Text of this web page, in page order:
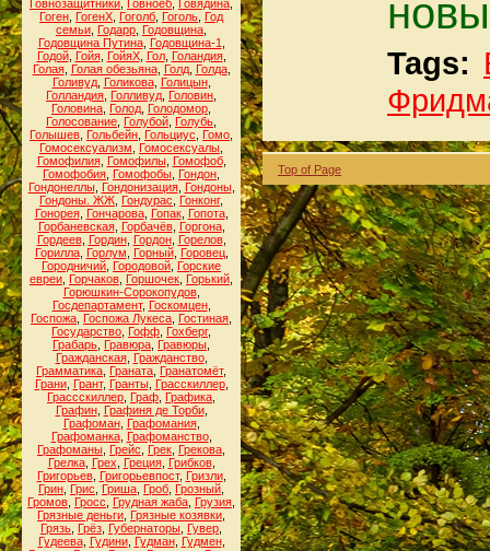
Говнозащитники Говноёб Говядина
Гоген ГогенХ Гоголб Гоголь Год
семьи Годарр Годовщина
Годовщина Путина, Годовщина-1
Годой, Гойя, ГойяХ, Гол, Голандия,
Голая, Голая обезьяна, Голд, Голда,
Голивуд, Голикова, Голицын,
Голландия Голливуд Головин
Головина Голод Голодомор
Голосование Голубой Голубь
Голышев Гольбейн Гольциус Гомо
Гомосексуализм
Гомосексуалы
Гомофилия, Гомофилы, Гомофоб,
Гомофобия Гомофобы Гондон
Гондонеллы, Гондонизация, Гондоны,
Гондоны. ЖЖ Гондурас Гонконг,
Гонорея, Гончарова, Гопак, Гопота,
Горбаневская, Горбачёв, Горгона,
Гордеев, Гордин, Гордон, Горелов,
Горилла, Горлум Горный, Горовец,
Городничий Городовой Горские
евреи Горчаков Горшочек Горький
Горюшкин-Сорокопудов,
Госдепартамент, Госкомцен,
Госпожа Госпожа Лукеса Гостиная
Государство Гофф Гохберг,
Грабарь Гравюра Гравюры
Гражданская, Гражданство,
Грамматика Граната Гранатомёт,
Грани, Грант, Гранты, Грасскиллер,
Грассскиллер Граф Графика
Графин, Графиня де Торби,
Графоман, Графомания,
Графоманка, Графоманство,
Графоманы Грейс Грек Грекова
Грелка, Грех Греция, Грибков,
Григорьев, Григорьевпост, Гризли,
Грин Грис Гриша Гроб Грозный
Громов Гросс Грудная жаба Грузия
Грязные деньги Грязные козявки
Грязь Грёз Губернаторы Гувер
Гудеева, Гудини, Гудман, Гудмен,
Tags:
Top of Page